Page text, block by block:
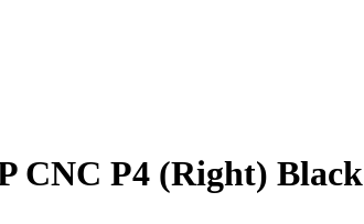
CNC P4 (Right) Black